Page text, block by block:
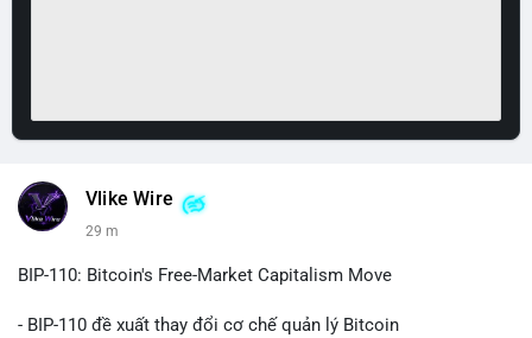
Vlike Wire
29 m
BIP-110: Bitcoin's Free-Market Capitalism Move
- BIP-110 đề xuất thay đổi cơ chế quản lý Bitcoin